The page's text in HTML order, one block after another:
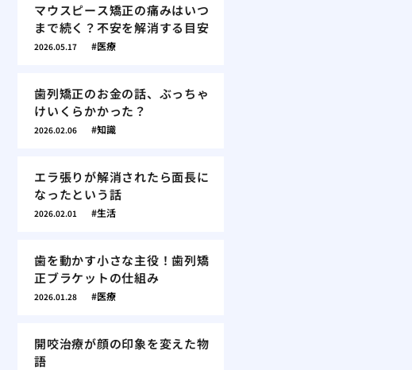
マウスピース矯正の痛みはいつ
まで続く？不安を解消する目安
2026.05.17 医療
歯列矯正のお金の話、ぶっちゃ
けいくらかかった？
2026.02.06 知識
エラ張りが解消されたら面長に
なったという話
2026.02.01 生活
歯を動かす小さな主役！歯列矯
正ブラケットの仕組み
2026.01.28 医療
開咬治療が顔の印象を変えた物
語